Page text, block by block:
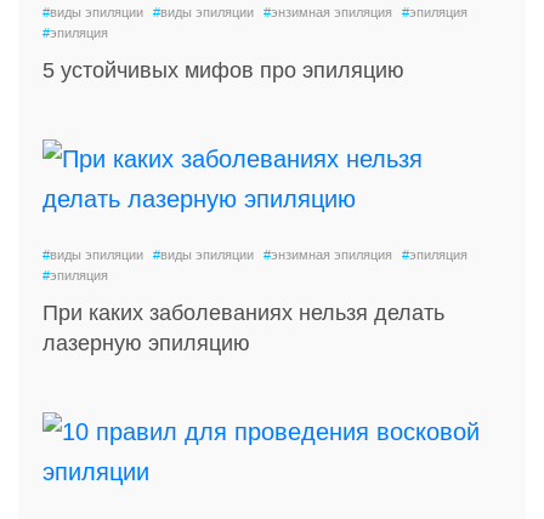
#виды эпиляции #виды эпиляции #энзимная эпиляция #эпиляция
#эпиляция
5 устойчивых мифов про эпиляцию
#виды эпиляции #виды эпиляции #энзимная эпиляция #эпиляция
#эпиляция
При каких заболеваниях нельзя делать
лазерную эпиляцию